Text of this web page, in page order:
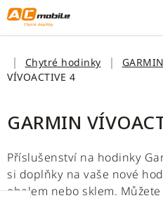
Přejít
na
obsah
DomůChytré hodinky
VÍVOACTIVE 4
GARMIN
Příslušenství na hodinky
si doplňky na vaše nové
obalem nebo sklem.